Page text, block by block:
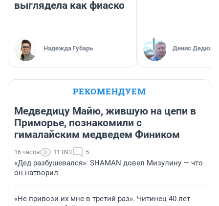
выглядела как фиаско
Надежда Губарь Денис
РЕКОМЕНДУЕМ
Медведицу Майю, жившую на цепи в
Приморье, познакомили с
гималайским медведем Фиником
16 часов 11 093 5
«Дед разбушевался»: SHAMAN довел Мизулину — что
он натворил
«Не привози их мне в третий раз». Читинец 40 лет